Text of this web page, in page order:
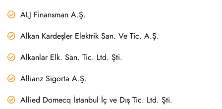
ALJ Finansman A.Ş.
Alkan Kardeşler Elektrik San. Ve Tic. A.Ş.
Alkanlar Elk. San. Tic. Ltd. Şti.
Allianz Sigorta A.Ş.
Allied Domecq İstanbul İç ve Dış Tic. Ltd. Şti.